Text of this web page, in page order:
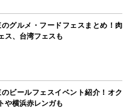
のグルメ・フードフェスまとめ！肉
ス、台湾フェスも
のビールフェスイベント紹介！オク
や横浜赤レンガも